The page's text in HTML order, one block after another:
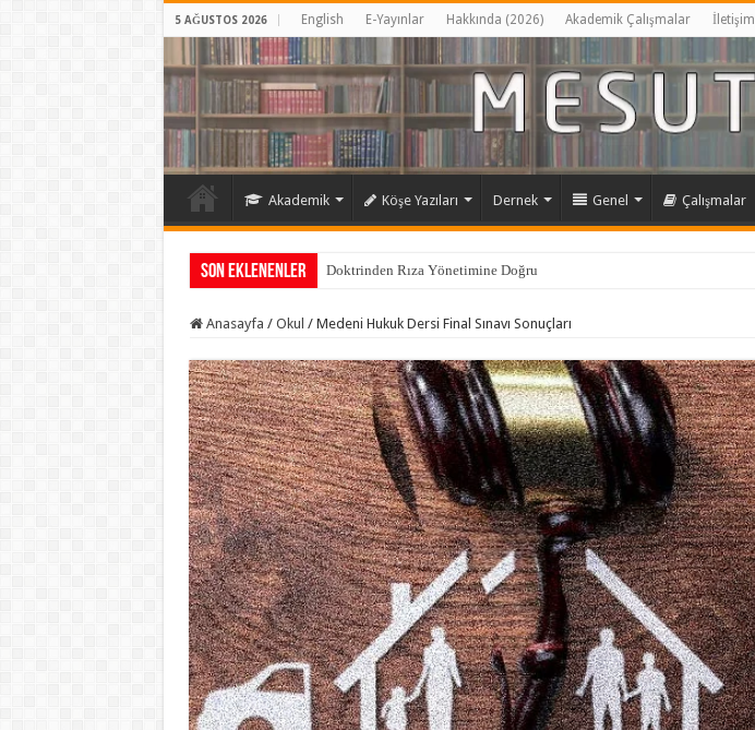
5 AĞUSTOS 2026 English E-Yayınlar Hakkında (2026) Akademik Çalışmalar İletişim
Akademik Köşe Yazıları Dernek Genel Çalışmalar
Son Eklenenler Eğitim mi, doktrin mi?
Anasayfa / Okul / Medeni Hukuk Dersi Final Sınavı Sonuçları